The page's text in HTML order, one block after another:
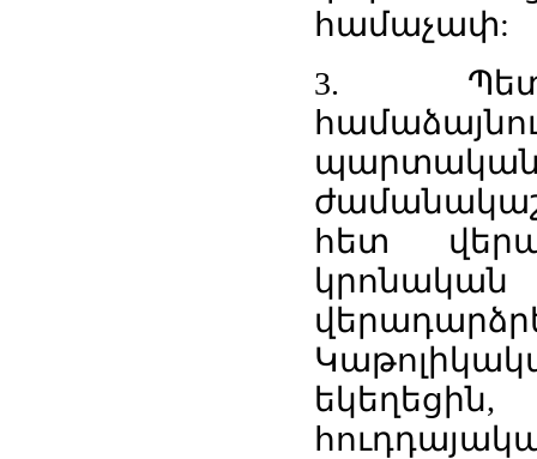
համաչափ:
3.
հետ
կրոնական